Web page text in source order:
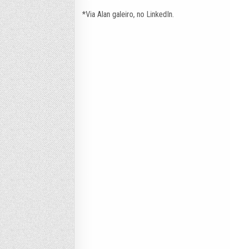
*Via Alan galeiro, no LinkedIn.